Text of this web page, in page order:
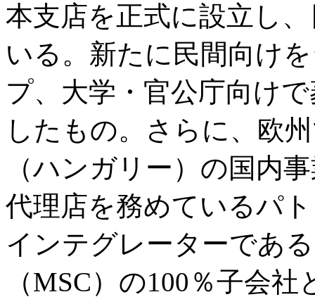
本支店を正式に設立し
いる。新たに民間向け
プ、大学・官公庁向け
したもの。さらに、欧
（ハンガリー）の国内
代理店を務めているパ
インテグレーターであ
（MSC）の100％子会